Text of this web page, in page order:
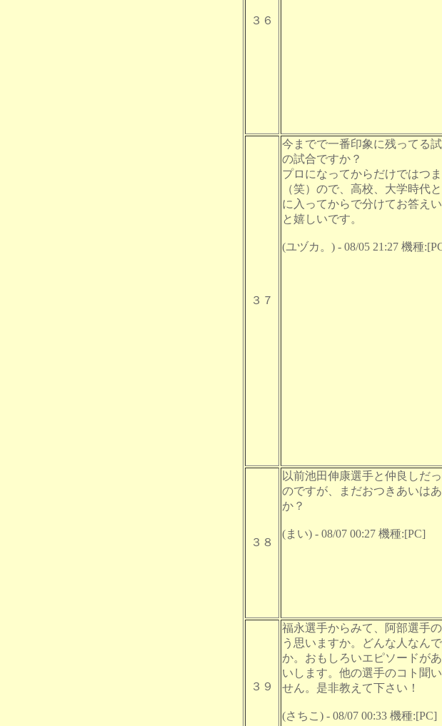
３６
３７
今までで一番印象に残ってる
の試合ですか？
プロになってからだけではつ
（笑）ので、高校、大学時代
に入ってからで分けてお答え
と嬉しいです。
(ユヅカ。) - 08/05 21:27 機種
３８
以前池田伸康選手と仲良しだ
のですが、まだおつきあいは
か？
(まい) - 08/07 00:27 機種:[PC]
３９
福永選手からみて、阿部選手
う思いますか。どんな人なん
か。おもしろいエピソードが
いします。他の選手のコト聞
せん。是非教えて下さい！
(さちこ) - 08/07 00:33 機種:[PC]